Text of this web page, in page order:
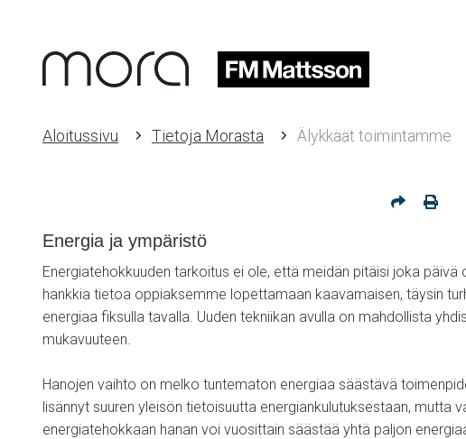
Aloitussivu Tietoja Morasta Älykkäät toimintamme
Energia ja ympäristö
Energiatehokkuuden tarkoitus ei ole, että meidän pitäisi joka
hankkia tietoa oppiaksemme lopettamaan kaavamaisen, täysin
energiaa fiksulla tavalla. Uuden tekniikan avulla on mahdollista
mukavuuteen.
Hanojen vaihto on melko tuntematon energiaa säästävä
lisännyt suuren yleisön tietoisuutta energiankulutuksestaan, mutta
energiatehokkaan hanan voi vuosittain säästää yhtä paljon